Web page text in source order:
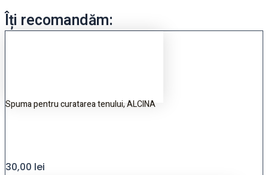
Îți recomandăm:
Spuma pentru curatarea tenului, ALCINA
30,00 lei